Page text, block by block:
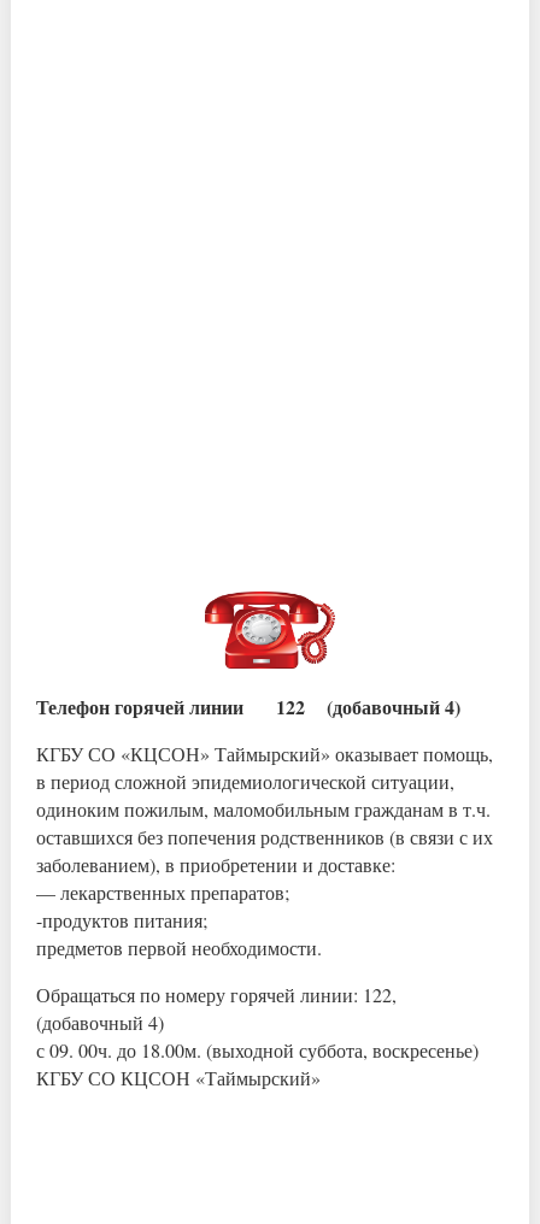
Телефон горячей линии 122 (добавочный 4)
КГБУ СО «КЦСОН» Таймырский» оказывает помощь,
в период сложной эпидемиологической ситуации,
одиноким пожилым, маломобильным гражданам в т.ч.
оставшихся без попечения родственников (в связи с их
заболеванием), в приобретении и доставке:
— лекарственных препаратов;
-продуктов питания;
предметов первой необходимости.
Обращаться по номеру горячей линии: 122,
(добавочный 4)
с 09. 00ч. до 18.00м. (выходной суббота, воскресенье)
КГБУ СО КЦСОН «Таймырский»